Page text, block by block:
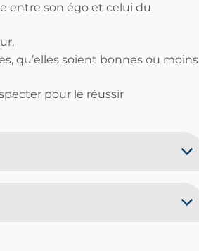
entre son égo et celui du
qu’elles soient bonnes ou moins
pour le réussir